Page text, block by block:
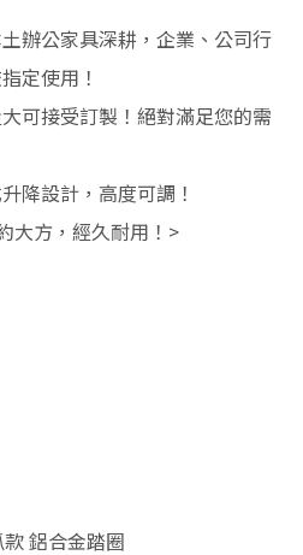
辦公家具深耕，企業、公司行
定使用！
可接受訂製！絕對滿足您的需
降設計，高度可調！
大方，經久耐用！>
款 鋁合金踏圈